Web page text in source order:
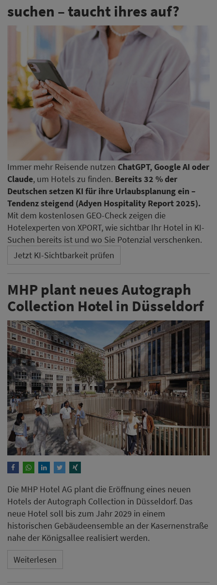
suchen – taucht ihres auf?
Immer mehr Reisende nutzen ChatGPT, Google AI oder
Claude, um Hotels zu finden. Bereits 32 % der
Deutschen setzen KI für ihre Urlaubsplanung ein –
Tendenz steigend (Adyen Hospitality Report 2025).
Mit dem kostenlosen GEO-Check zeigen die
Hotelexperten von XPORT, wie sichtbar Ihr Hotel in KI-
Suchen bereits ist und wo Sie Potenzial verschenken.
Jetzt KI-Sichtbarkeit prüfen
MHP plant neues Autograph
Collection Hotel in Düsseldorf
Die MHP Hotel AG plant die Eröffnung eines neuen
Hotels der Autograph Collection in Düsseldorf. Das
neue Hotel soll bis zum Jahr 2029 in einem
historischen Gebäudeensemble an der Kasernenstraße
nahe der Königsallee realisiert werden.
Weiterlesen